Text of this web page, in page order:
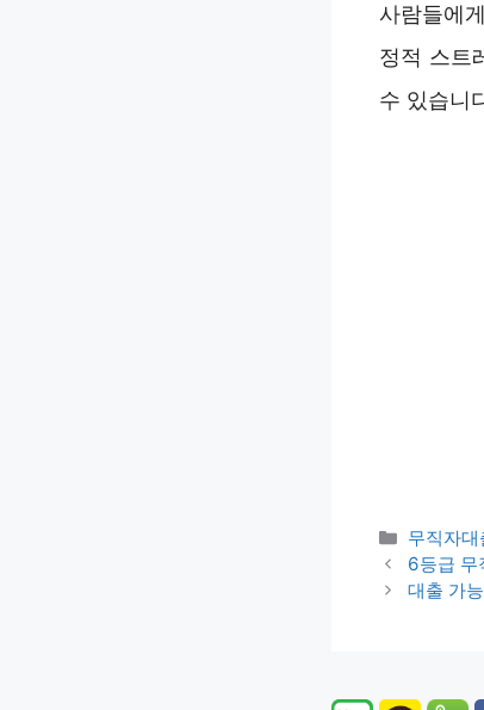
사람들에
정적 스트
수 있습니
카
테
고
무직자대
6등급 무
대출 가